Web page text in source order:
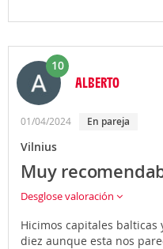
10
ALBERTO
01/04/2024 en pareja
Vilnius
Muy
Desglose valoración
Hicimos capitales
diez aunque esta nos